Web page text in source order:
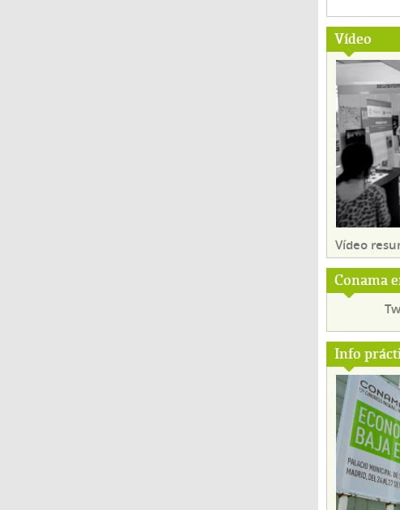
Vídeo
Vídeo
Conama
Info